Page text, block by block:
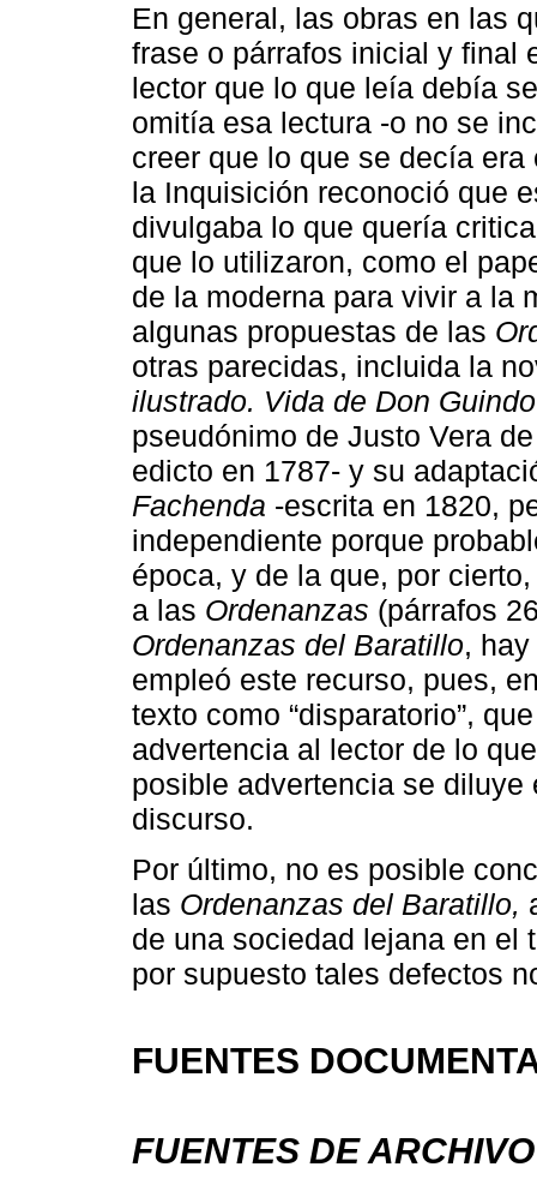
En general, las obras en las
frase o párrafos inicial y final
lector que lo que leía debía
omitía esa lectura -o no se
creer que lo que se decía
la Inquisición reconoció que
divulgaba lo que quería
que lo utilizaron, como el
de la moderna para vivir a la
algunas propuestas de las
otras parecidas, incluida la
ilustrado. Vida de Don
pseudónimo de Justo Vera
edicto en 1787- y su
Fachenda -escrita en 1820,
independiente porque
época, y de la que, por
a las Ordenanzas (párrafos
Ordenanzas del Baratillo,
empleó este recurso, pues,
texto como “disparatorio”,
advertencia al lector de lo
posible advertencia se
discurso.
Por último, no es posible
las Ordenanzas del Baratillo,
de una sociedad lejana en el
por supuesto tales defectos
FUENTES
FUENTES DE ARCHIVO